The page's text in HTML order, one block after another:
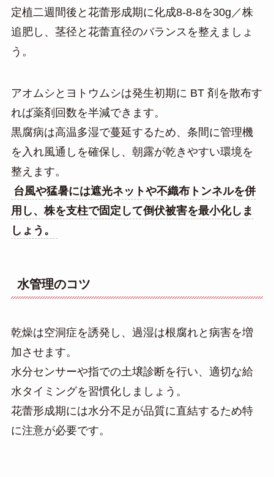
定植二週間後と花蕾形成期に化成8-8-8を30g／株
追肥し、茎径と花蕾直径のバランスを整えましょ
う。
アオムシとヨトウムシは発生初期に BT 剤を散布す
れば薬剤回数を半減できます。
黒腐病は高温多湿で蔓延するため、条間に管理機
を入れ風通しを確保し、朝露が乾きやすい環境を
整えます。
台風や猛暑には遮光ネットや不織布トンネルを併
用し、株を支柱で固定して倒伏被害を最小化しま
しょう。
水管理のコツ
乾燥は空洞症を誘発し、過湿は根腐れと病害を増
加させます。
水分センサーや指での土壌診断を行い、適切な給
水タイミングを習慣化しましょう。
花蕾形成期には水分不足が品質に直結するため特
に注意が必要です。